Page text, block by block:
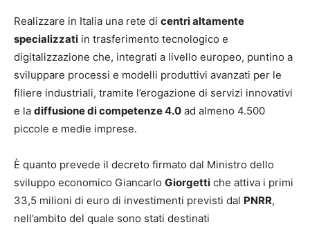
Realizzare in Italia una rete di centri altamente
specializzati in trasferimento tecnologico e
digitalizzazione che, integrati a livello europeo, puntino a
sviluppare processi e modelli produttivi avanzati per le
filiere industriali, tramite l’erogazione di servizi innovativi
e la diffusione di competenze 4.0 ad almeno 4.500
piccole e medie imprese.
È quanto prevede il decreto firmato dal Ministro dello
sviluppo economico Giancarlo Giorgetti che attiva i primi
33,5 milioni di euro di investimenti previsti dal PNRR,
nell’ambito del quale sono stati destinati